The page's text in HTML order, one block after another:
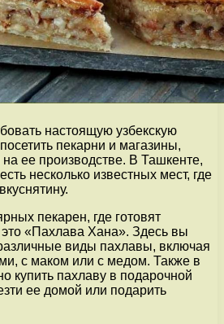
настоящую узбекскую
пекарни и магазины,
ее производстве. В Ташкенте,
несколько известных мест, где
пекарен, где готовят
«Пахлава Хана». Здесь вы
виды пахлавы, включая
с маком или с медом. Также в
купить пахлаву в подарочной
ее домой или подарить